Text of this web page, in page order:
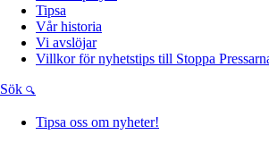
Tipsa
Vår historia
Vi avslöjar
Villkor för nyhetstips till Stoppa
Sök
Tipsa oss om nyheter!